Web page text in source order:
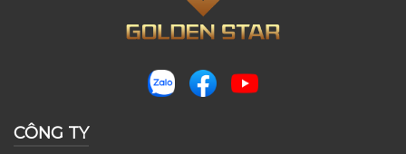
CÔNG TY